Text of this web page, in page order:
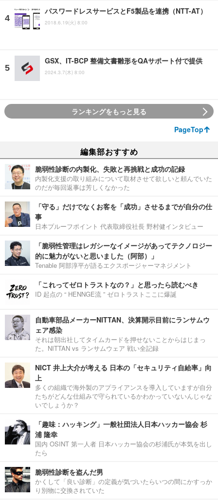
パスワードレスサービスとF5製品を連携（NTT-AT）
2018.6.19(火) 8:00
GSX、IT-BCP 整備文書雛形をQAサポート付で提供
2024.3.7(木) 8:00
ランキングをもっと見る
PageTop
編集部おすすめ
脆弱性診断の内製化、失敗と再挑戦と成功の記録
内製化支援の取り組みについて取材させて欲しいと頼んでいた
のだが毎回返事は芳しくなかった
「守る」だけでなくお客を「成功」させるまでが自分の仕
事
日本プルーフポイント 代表取締役社長 野村健インタビュー
「脆弱性管理はレガシーなイメージがあってテクノロジー
的に魅力がないと思いました（阿部）」
Tenable 阿部淳平が語るエクスポージャーマネジメント
「これってゼロトラストなの？」と思ったら読むべき
ID 起点の “ HENNGE流 ” ゼロトラストここに爆誕
自動車部品メーカーNITTAN、決算開示目前にランサムウ
ェア感染
それは朝出社してタイムカードを押せないことからはじまっ
た。NITTAN vs ランサムウェア 戦い全記録
NICT 井上大介が考える 日本の「セキュリティ自給率」向
上
多くの組織で海外製のアプライアンスを導入していますが自分
たちがどんな仕組みで守られているかわかっていないんじゃな
いでしょうか？
「趣味：ハッキング」一般社団法人日本ハッカー協会 杉
浦 隆幸
国内 OSINT 第一人者 日本ハッカー協会の杉浦氏が本気を出し
たら
脆弱性診断を盗んだ男
かくして「良い診断」の定義が気づいたらいつの間にかすっか
り別物に交換されていた